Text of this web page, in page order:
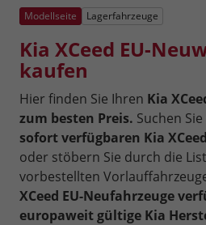
Modellseite Lagerfahrzeuge
Kia XCeed EU-
kaufen
Hier finden Sie Ihren Kia
zum besten Preis. Suchen
sofort verfügbaren Kia
oder stöbern Sie durch die
vorbestellten
XCeed EU-Neufahrzeuge
europaweit gültige Kia